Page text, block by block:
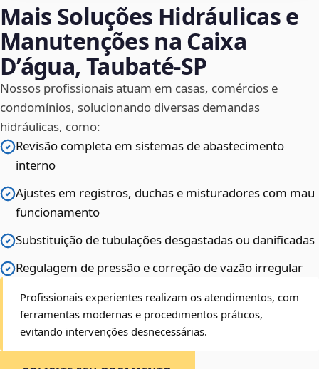
Mais Soluções Hidráulicas e
Manutenções na Caixa
D’água, Taubaté‑SP
Nossos profissionais atuam em casas, comércios e
condomínios, solucionando diversas demandas
hidráulicas, como:
Revisão completa em sistemas de abastecimento
interno
Ajustes em registros, duchas e misturadores com mau
funcionamento
Substituição de tubulações desgastadas ou danificadas
Regulagem de pressão e correção de vazão irregular
Profissionais experientes realizam os atendimentos, com
ferramentas modernas e procedimentos práticos,
evitando intervenções desnecessárias.